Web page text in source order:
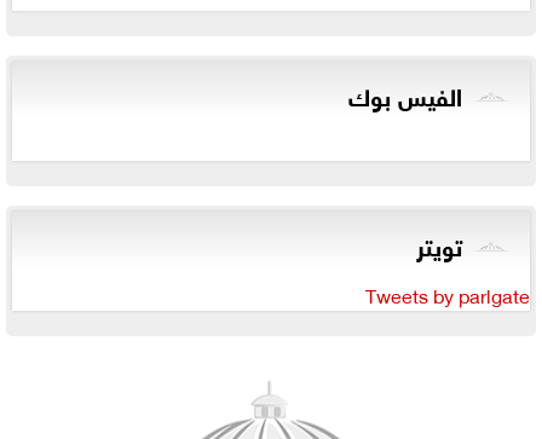
الفيس بوك
تويتر
Tweets by parlgate